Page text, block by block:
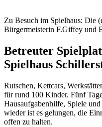
Zu Besuch im Spielhaus: Die
Bürgermeisterin F.Giffey und
Betreuter
Spielhaus
Rutschen, Kettcars,
für rund 100 Kinder. Fünf
Hausaufgabenhilfe, Spiele
wieder ist es gelungen, die
offen zu halten.